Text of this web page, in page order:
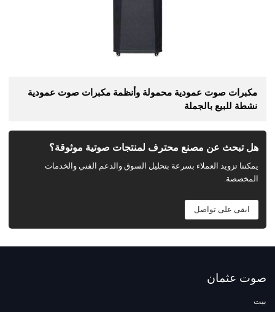
مكبرات صوت عمودية محمولة وأنظمة مكبرات صوت عمودية
نشطة للبيع بالجملة
هل تبحث عن مصنع محترف لمنتجات صوتية موثوقة؟
يمكننا تزويد العملاء بسرعة بتحليل السوق والدعم الفني والخدمات
المخصصة.
ابقى على تواصل
صوت عثمان
بيت